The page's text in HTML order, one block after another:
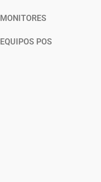
MONITORES
EQUIPOS POS